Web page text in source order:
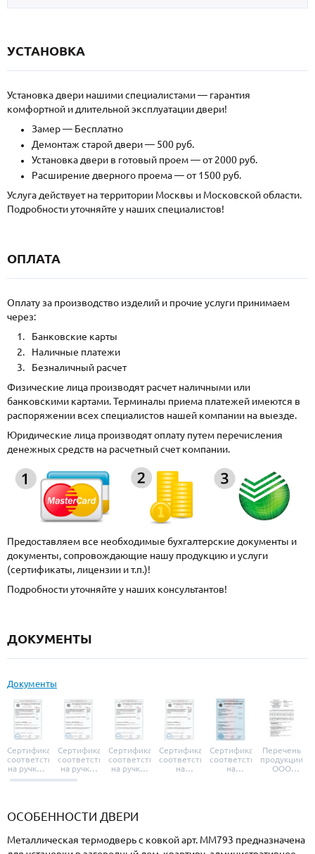
УСТАНОВКА
Установка двери нашими специалистами — гарантия
комфортной и длительной эксплуатации двери!
Замер — Бесплатно
Демонтаж старой двери — 500 руб.
Установка двери в готовый проем — от 2000 руб.
Расширение дверного проема — от 1500 руб.
Услуга действует на территории Москвы и Московской области.
Подробности уточняйте у наших специалистов!
ОПЛАТА
Оплату за производство изделий и прочие услуги принимаем
через:
Банковские карты
Наличные платежи
Безналичный расчет
Физические лица производят расчет наличными или
банковскими картами. Терминалы приема платежей имеются в
распоряжении всех специалистов нашей компании на выезде.
Юридические лица производят оплату путем перечисления
денежных средств на расчетный счет компании.
Предоставляем все необходимые бухгалтерские документы и
документы, сопровождающие нашу продукцию и услуги
(сертификаты, лицензии и т.п.)!
Подробности уточняйте у наших консультантов!
ДОКУМЕНТЫ
Документы
Сертификат
соответствия
на ручки и
броненакладки
Сертификат
соответствия
на ручки-
защелки
Сертификат
соответствия
на ручки-
Сертификат
соответствия
на
Сертификат
соответствия
на
Перечень
продукции
ООО
ОСОБЕННОСТИ ДВЕРИ
Металлическая термодверь с ковкой арт. ММ793 предназначена